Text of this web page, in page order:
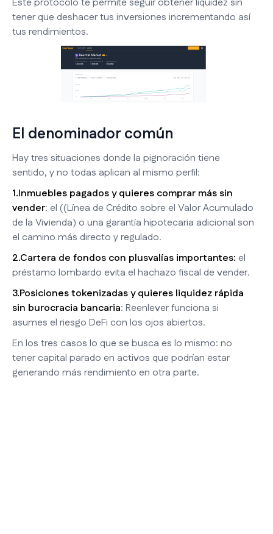
tener que deshacer tus inversiones incrementando así
tus rendimientos.
El denominador común
Hay tres situaciones donde la pignoración tiene
sentido, y no todas aplican al mismo perfil:
1.Inmuebles pagados y quieres comprar más sin
vender: el ((Línea de Crédito sobre el Valor Acumulado
de la Vivienda) o una garantía hipotecaria adicional son
el camino más directo y regulado.
2.Cartera de fondos con plusvalías importantes: el
préstamo lombardo evita el hachazo fiscal de vender.
3.Posiciones tokenizadas y quieres liquidez rápida
sin burocracia bancaria: Reenlever funciona si
asumes el riesgo DeFi con los ojos abiertos.
En los tres casos lo que se busca es lo mismo: no
tener capital parado en activos que podrían estar
generando más rendimiento en otra parte.